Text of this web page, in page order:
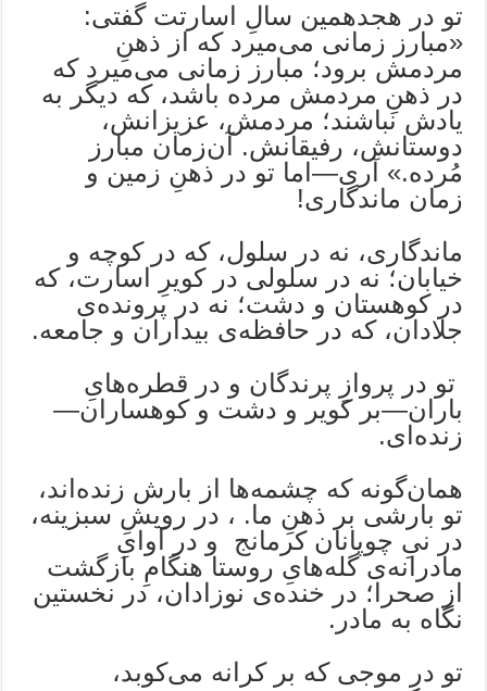
تو در هجدهمین سالِ اسارتت گفتی:
«مبارز زمانی می‌میرد که از ذهنِ
مردمش برود؛ مبارز زمانی می‌میرد که
در ذهنِ مردمش مرده باشد، که دیگر به
یادش نباشند؛ مردمش، عزیزانش،
دوستانش، رفیقانش. آن‌زمان مبارز
مُرده.» آری—اما تو در ذهنِ زمین و
زمان ماندگاری!
ماندگاری، نه در سلول، که در کوچه و
خیابان؛ نه در سلولی در کویرِ اسارت، که
در کوهستان و دشت؛ نه در پرونده‌ی
جلادان، که در حافظه‌ی بیداران و جامعه.
تو در پروازِ پرندگان و در قطره‌هایِ
باران—بر کویر و دشت و کوهساران—
زنده‌ای.
همان‌گونه که چشمه‌ها از بارش زنده‌اند،
تو بارشی بر ذهنِ ما. ، در رویشِ سبزینه،
در نیِ چوپانان کرمانج و در آوایِ
مادرانه‌ی گله‌هایِ روستا هنگامِ بازگشت
از صحرا؛ در خنده‌ی نوزادان، در نخستین
نگاه به مادر.
تو در موجی که بر کرانه می‌کوبد،